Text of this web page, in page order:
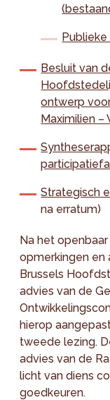
Besluit van
ontwerp
Maximilien –
Strategisch
na erratum)
Na het
opmerkingen en
Brussels
advies van de
hierop
tweede lezing.
advies van de
licht van diens
goedkeuren.